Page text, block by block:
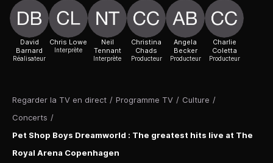
Regarder la TV en direct / Programme TV / Culture /
Concerts /
Pet Shop Boys Dreamworld : The greatest hits live at The
Royal Arena Copenhagen
David
Barnard
Réalisateur
Chris Lowe
Interprète
Neil
Tennant
Interprète
Christina
Chads
Producteur
Angela
Becker
Producteur
Charlie
Coletta
Producteur